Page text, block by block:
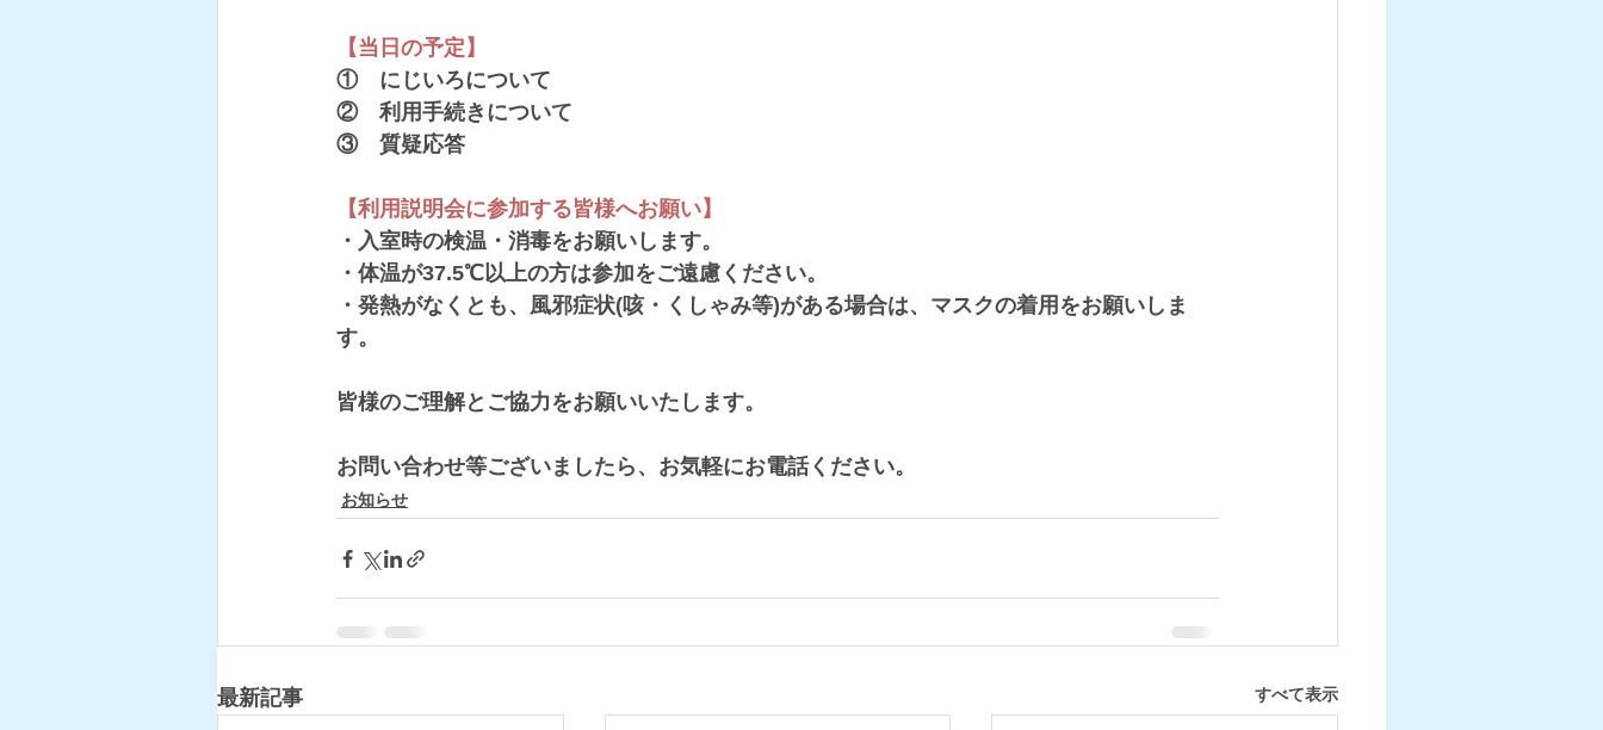
【当日の予定】
①　にじいろについて
②　利用手続きについて
③　質疑応答
【利用説明会に参加する皆様へお願い】
・入室時の検温・消毒をお願いします。
・体温が37.5℃以上の方は参加をご遠慮ください。
・発熱がなくとも、風邪症状(咳・くしゃみ等)がある場合は、マスクの着用をお願いしま
す。
皆様のご理解とご協力をお願いいたします。
お問い合わせ等ございましたら、お気軽にお電話ください。
お知らせ
最新記事 すべて表示